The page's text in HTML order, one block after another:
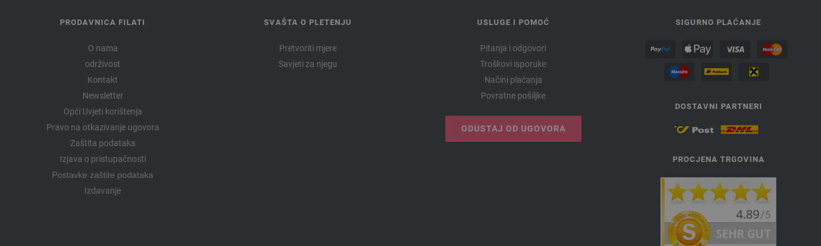
PRODAVNICA FILATI
O nama
održivost
Kontakt
Newsletter
Opći Uvjeti korištenja
Pravo na otkazivanje ugovora
Zaštita podataka
Izjava o pristupačnosti
Postavke zaštite podataka
Izdavanje
SVAŠTA O PLETENJU
Pretvoriti mjere
Savjeti za njegu
USLUGE I POMOĆ
Pitanja i odgovori
Troškovi isporuke
Načini plaćanja
Povratne pošiljke
ODUSTAJ OD UGOVORA
SIGURNO PLAĆANJE
DOSTAVNI PARTNERI
PROCJENA TRGOVINA